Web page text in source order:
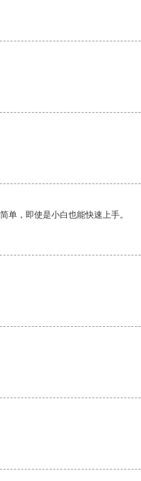
单，即使是小白也能快速上手。